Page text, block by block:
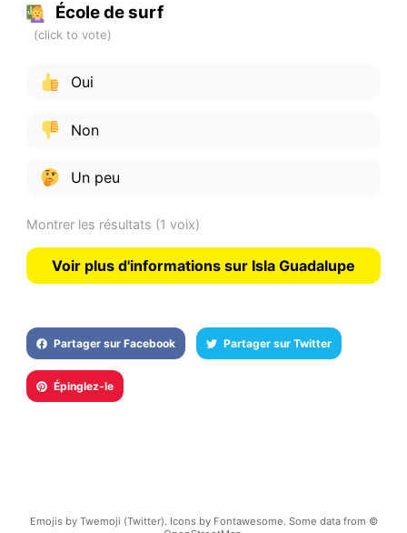
École de surf
Oui
Non
Un peu
Montrer les résultats (1 voix)
Voir plus d'informations sur Isla Guadalupe
Partager sur Facebook Partager sur Twitter
Épinglez-le
Emojis by Twemoji (Twitter). Icons by Fontawesome. Some data from ©